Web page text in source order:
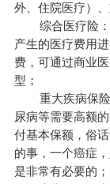
外、住院医疗）
综合医疗险：
产生的医疗费用
费，可通过商业
型；
重大疾病保险
尿病等需要高额
付基本保额，俗
的事，一个癌症
是非常有必要的；